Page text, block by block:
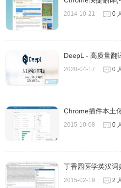
即可。
2014-10-21 0
DeepL - 高质量翻
2020-04-17 0
Chrome插件本土
2015-10-08 0
丁香园医学英汉词
2015-02-19 2